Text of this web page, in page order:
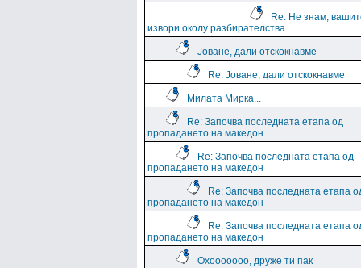
Re: Не знам,
извори околу разбирателства
Јоване, дали отскокнавме
Re: Јоване, дали отскокнавме
Милата Мирка...
Re: Започва последната етапа од
пропадането на македон
Re: Започва последната етапа од
пропадането на македон
Re: Започва последната етапа
пропадането на македон
Re: Започва последната етапа
пропадането на македон
Охооооооо, друже ти пак